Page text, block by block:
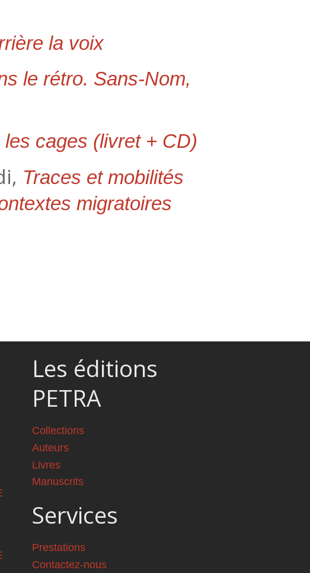
la voix
le rétro. Sans-Nom,
cages (livret + CD)
Traces et mobilités
migratoires
Les éditions
PETRA
Collections
Auteurs
Livres
Manuscrits
Services
Prestations
Contactez-nous